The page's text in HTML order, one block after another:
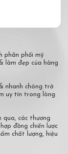
phân phối mỹ
làm đẹp của hàng
nhanh chóng trở
uy tín trong lòng
qua, các thương
đồng chiến lược
chất lượng, hiệu